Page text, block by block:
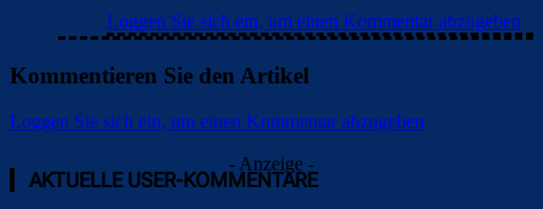
Loggen Sie sich ein, um einen Kommentar abzugeben
Kommentieren Sie den Artikel
Loggen Sie sich ein, um einen Kommentar abzugeben
- Anzeige -
AKTUELLE USER-KOMMENTARE